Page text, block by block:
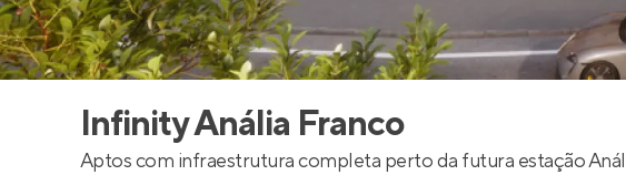
Infinity Anália Franco
Aptos com infraestrutura completa perto da futura estação